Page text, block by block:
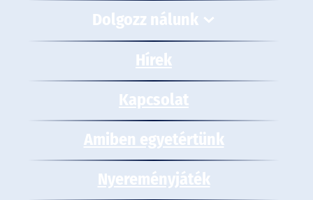
Dolgozz nálunk
Hírek
Kapcsolat
Amiben egyetértünk
Nyereményjáték